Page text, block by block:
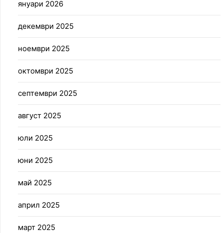
януари 2026
декември 2025
ноември 2025
октомври 2025
септември 2025
август 2025
юли 2025
юни 2025
май 2025
април 2025
март 2025